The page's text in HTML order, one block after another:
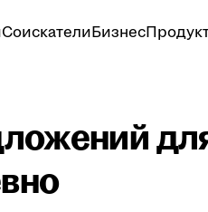
СоискателиБизнес